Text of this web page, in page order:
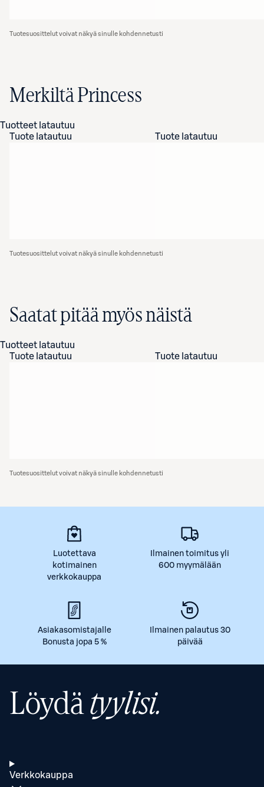
Tuotesuosittelut voivat näkyä sinulle kohdennetusti
Merkiltä Princess
Tuotteet latautuu
Tuote latautuu
Tuote latautuu
Tuotesuosittelut voivat näkyä sinulle kohdennetusti
Saatat pitää myös näistä
Tuotteet latautuu
Tuote latautuu
Tuote latautuu
Tuotesuosittelut voivat näkyä sinulle kohdennetusti
Luotettava
kotimainen
verkkokauppa
Ilmainen toimitus yli
600 myymälään
Asiakasomistajalle
Bonusta jopa 5 %
Ilmainen palautus 30
päivää
Löydätyylisi.
Verkkokauppa